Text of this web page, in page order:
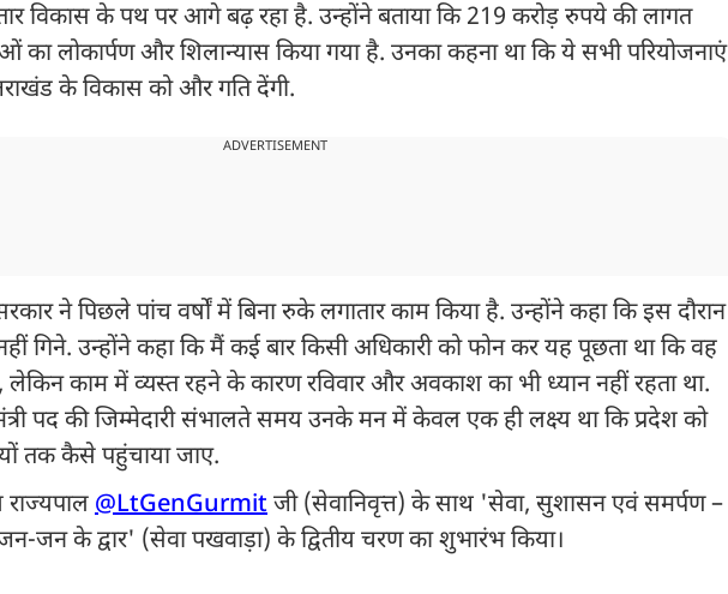
विकास के पथ पर आगे बढ़ रहा है. उन्होंने बताया कि 219 करोड़ रुपये की लागत
का लोकार्पण और शिलान्यास किया गया है. उनका कहना था कि ये सभी परियोजनाएं
के विकास को और गति देंगी.
ADVERTISEMENT
ने पिछले पांच वर्षों में बिना रुके लगातार काम किया है. उन्होंने कहा कि इस दौरान
गिने. उन्होंने कहा कि मैं कई बार किसी अधिकारी को फोन कर यह पूछता था कि वह
लेकिन काम में व्यस्त रहने के कारण रविवार और अवकाश का भी ध्यान नहीं रहता था.
पद की जिम्मेदारी संभालते समय उनके मन में केवल एक ही लक्ष्य था कि प्रदेश को
तक कैसे पहुंचाया जाए.
@LtGenGurmitजी (सेवानिवृत्त) के साथ 'सेवा, सुशासन एवं समर्पण –
जन के द्वार' (सेवा पखवाड़ा) के द्वितीय चरण का शुभारंभ किया।